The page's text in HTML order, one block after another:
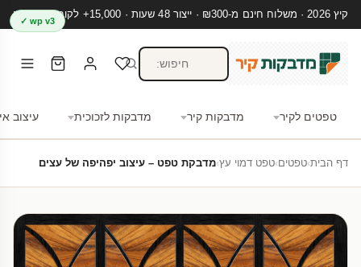
קיץ 2026 · משלוח חינם מ-₪300 · ייצור 48 שעות · 15,000+ לקוחות מרוצים
טפטים לקיר מדבקות קיר מדבקות לזכוכית עיצוב
wp v3 ✓
דף הבית›טפטים›טפט דמוי עץ›מדבקת טפט – עיצוב יפהיפה של עצים